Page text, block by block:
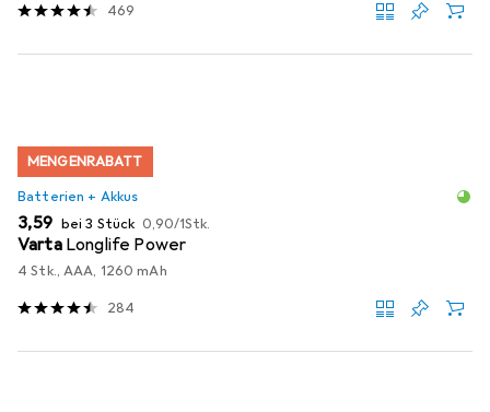
469
MENGENRABATT
Batterien + Akkus
EUR
3,59 bei 3 Stück EUR
0,90/1Stk.
Varta Longlife Power
4 Stk., AAA, 1260 mAh
284